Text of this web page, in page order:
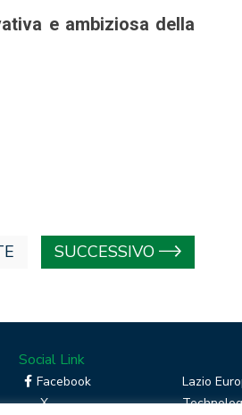
e ambiziosa della
SUCCESSIVO
Social Link
Facebook
X
Lazio